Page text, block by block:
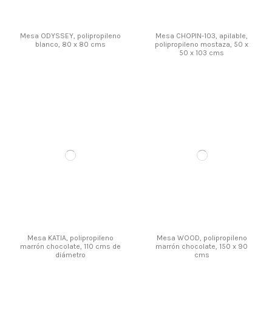
Mesa ODYSSEY, polipropileno
blanco, 80 x 80 cms
Mesa CHOPIN-103, apilable,
polipropileno mostaza, 50 x
50 x 103 cms
Mesa KATIA, polipropileno
marrón chocolate, 110 cms de
diámetro
Mesa WOOD, polipropileno
marrón chocolate, 150 x 90
cms